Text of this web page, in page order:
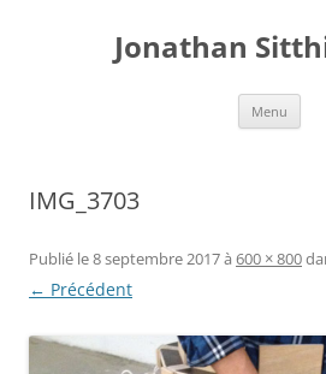
Jonathan
Menu
IMG_3703
Publié le8 septembre 2017à 600 × 800
← Précédent